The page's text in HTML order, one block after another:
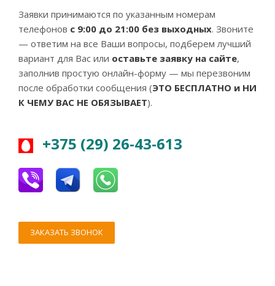
Заявки принимаются по указанным номерам
телефонов с 9:00 до 21:00 без выходных. Звоните
— ответим на все Ваши вопросы, подберем лучший
вариант для Вас или оставьте заявку на сайте,
заполнив простую онлайн-форму — мы перезвоним
после обработки сообщения (ЭТО БЕСПЛАТНО и НИ
К ЧЕМУ ВАС НЕ ОБЯЗЫВАЕТ).
+375 (29) 26-43-613
ЗАКАЗАТЬ ЗВОНОК